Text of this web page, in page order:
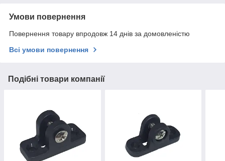
Умови повернення
Повернення товару впродовж 14 днів за домовленістю
Всі умови повернення
Подібні товари компанії